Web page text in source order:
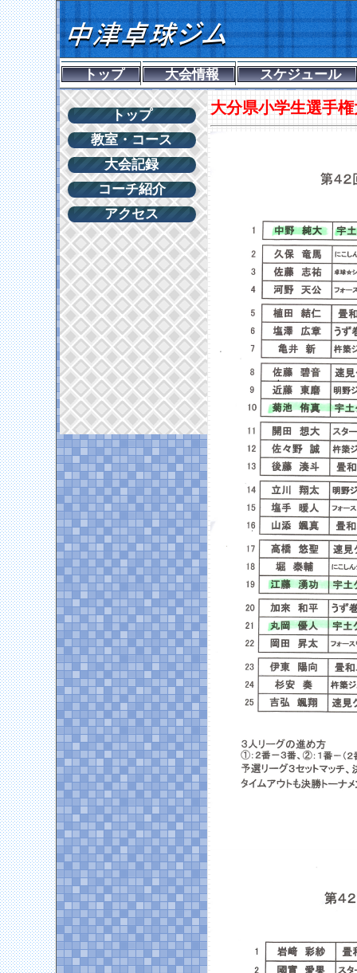
トップ 大会情報 スケジュール
トップ
教室・コース
大会記録
コーチ紹介
アクセス
大分県小学生選手